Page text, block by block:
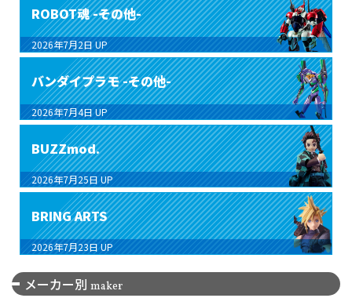
ROBOT魂 -その他-
2026年7月2日 UP
バンダイプラモ -その他-
2026年7月4日 UP
BUZZmod.
2026年7月25日 UP
BRING ARTS
2026年7月23日 UP
メーカー別 maker